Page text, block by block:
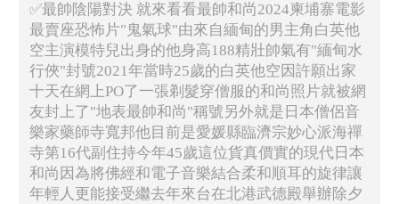
✅最帥陰陽對決 就來看看最帥和尚2024柬埔寨電影
最賣座恐怖片"鬼氣球"由來自緬甸的男主角白英他
空主演模特兒出身的他身高188精壯帥氣有"緬甸水
行俠"封號2021年當時25歲的白英他空因許願出家
十天在網上PO了一張剃髮穿僧服的和尚照片就被網
友封上了"地表最帥和尚"稱號另外就是日本僧侶音
樂家藥師寺寬邦他目前是愛媛縣臨濟宗妙心派海禪
寺第16代副住持今年45歲這位貨真價實的現代日本
和尚因為將佛經和電子音樂結合柔和順耳的旋律讓
年輕人更能接受繼去年來台在北港武德殿舉辦除夕